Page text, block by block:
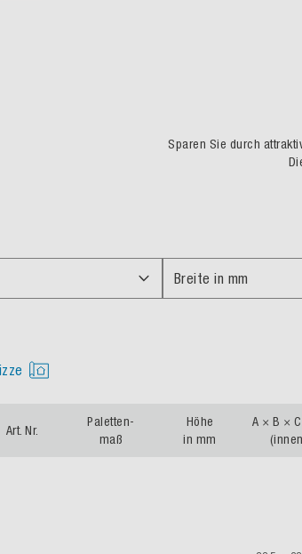
Sparen Sie durch
Breite in mm
Art. Nr.
Paletten-
maß
Höhe
in mm
A × B ×